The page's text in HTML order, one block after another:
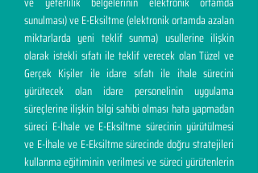
sunulması) ve E-Eksiltme (elektronik ortamda azalan
miktarlarda yeni teklif sunma) usullerine ilişkin
olarak istekli sıfatı ile teklif verecek olan Tüzel ve
Gerçek Kişiler ile idare sıfatı ile ihale sürecini
yürütecek olan idare personelinin uygulama
süreçlerine ilişkin bilgi sahibi olması hata yapmadan
süreci E-İhale ve E-Eksiltme sürecinin yürütülmesi
ve E-İhale ve E-Eksiltme sürecinde doğru stratejileri
kullanma eğitiminin verilmesi ve süreci yürütenlerin